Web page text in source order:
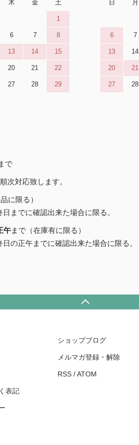
木 金 土
1
6 7 8
13 14 15
20 21 22
27 28 29
日 月
6 7
13 14
20 21
27 28
で
次対応致します。
に限る）
までに確認出来た場合に限る。
午まで（在庫有に限る）
の正午までに確認出来た場合に限る。
表記
ショップブログ
メルマガ登録・解除
RSS /ATOM